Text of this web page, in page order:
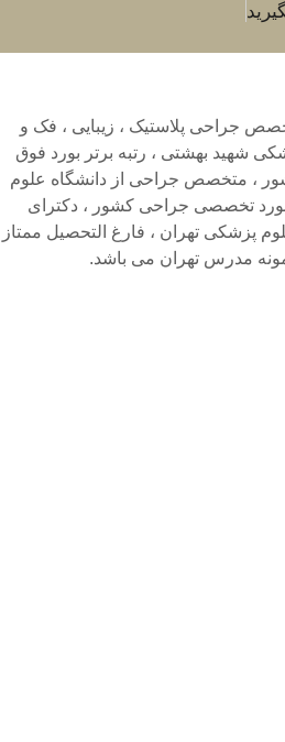
جراحی پلاستیک ، زیبایی ، فک و
شهید بهشتی ، رتبه برتر بورد فوق
، متخصص جراحی از دانشگاه علوم
بورد تخصصی جراحی کشور ، دکترای
پزشکی تهران ، فارغ التحصیل ممتاز
مدرس تهران می باشد.